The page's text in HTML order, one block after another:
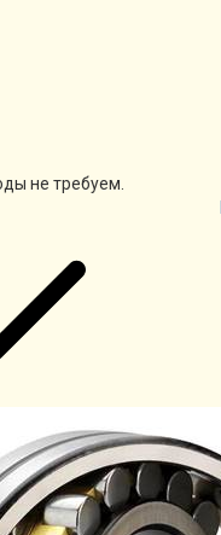
не требуем.